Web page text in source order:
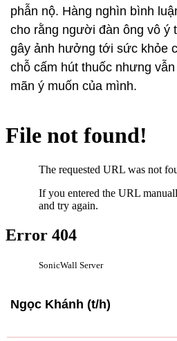
phẫn nộ. Hàng nghìn bình
cho rằng người đàn ông vô ý
gây ảnh hưởng tới sức khỏe
chỗ cấm hút thuốc nhưng
mãn ý muốn của mình.
Ngọc Khánh (t/h)